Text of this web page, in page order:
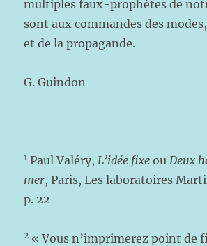
multiples faux-prophètes de
sont aux commandes des
et de la propagande.
G. Guindon
1 Paul Valéry,L’idée fixeouDeux
mer, Paris, Les laboratoires
p. 22
2 « Vous n’imprimerez point de